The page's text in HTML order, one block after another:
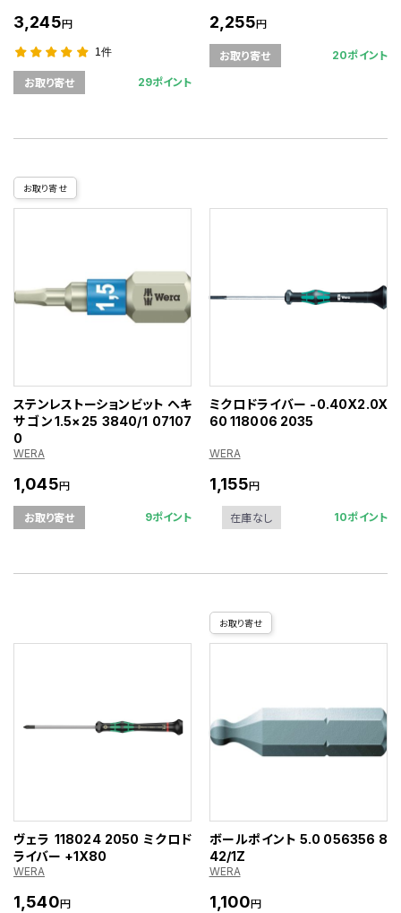
3,245円
1件
お取り寄せ 29ポイント
2,255円
お取り寄せ 20ポイント
お取り寄せ
ステンレストーションビット ヘキ
サゴン1.5×25 3840/1 07107
0
WERA
1,045円
お取り寄せ 9ポイント
ミクロドライバー -0.40X2.0X
60 118006 2035
WERA
1,155円
在庫なし 10ポイント
ヴェラ 118024 2050 ミクロド
ライバー +1X80
WERA
1,540円
お取り寄せ
ボールポイント 5.0 056356 8
42/1Z
WERA
1,100円